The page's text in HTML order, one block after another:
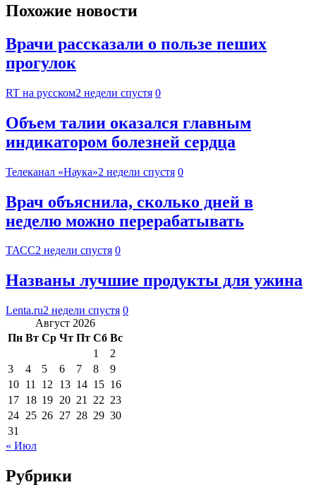
Похожие новости
Врачи рассказали о пользе пеших
прогулок
RT на русском2 недели спустя 0
Объем талии оказался главным
индикатором болезней сердца
Телеканал «Наука»2 недели спустя 0
Врач объяснила, сколько дней в
неделю можно перерабатывать
ТАСС2 недели спустя 0
Названы лучшие продукты для ужина
Lenta.ru2 недели спустя 0
Август 2026
Пн Вт Ср Чт Пт Сб Вс
1
2
3
4 5 6 7 8
9
10 11 12 13 14 15 16
17 18 19 20 21 22 23
24 25 26 27 28 29 30
31
« Июл
Рубрики